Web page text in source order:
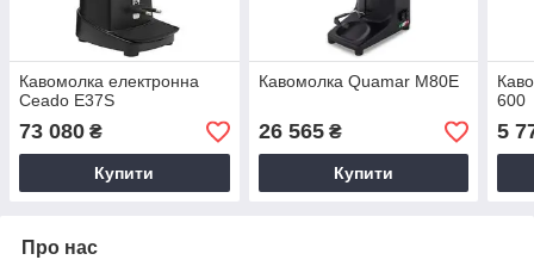
Кавомолка електронна
Ceado E37S
73 080 ₴
Купити
Кавомолка Quamar M80E
26 565₴
Купити
600
5
Про нас